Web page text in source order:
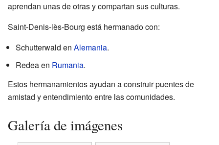
aprendan unas de otras y compartan sus culturas.
Saint-Denis-lès-Bourg está hermanado con:
Schutterwald en Alemania.
Redea en Rumania.
Estos hermanamientos ayudan a construir puentes de
amistad y entendimiento entre las comunidades.
Galería de imágenes